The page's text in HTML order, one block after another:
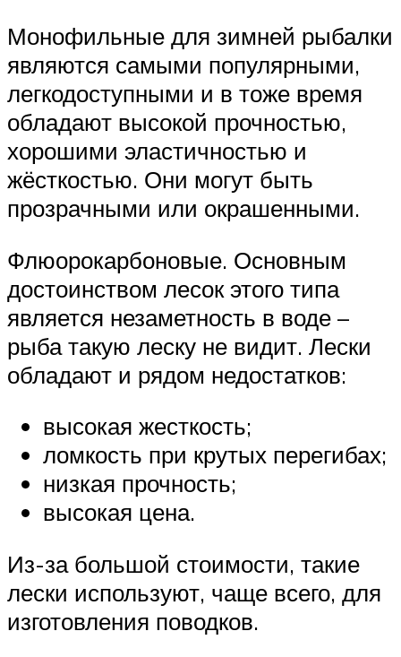
Монофильные для зимней рыбалки
являются самыми популярными,
легкодоступными и в тоже время
обладают высокой прочностью,
хорошими эластичностью и
жёсткостью. Они могут быть
прозрачными или окрашенными.
Флюорокарбоновые. Основным
достоинством лесок этого типа
является незаметность в воде –
рыба такую леску не видит. Лески
обладают и рядом недостатков:
высокая жесткость;
ломкость при крутых перегибах;
низкая прочность;
высокая цена.
Из-за большой стоимости, такие
лески используют, чаще всего, для
изготовления поводков.